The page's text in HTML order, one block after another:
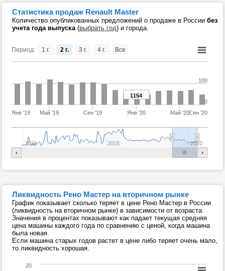
Статистика продаж Renault Master
Количество опубликованных предложений о продаже в России без
учета года выпуска(выбрать год) и города.
Период:
1154
Янв '19 Май '19 Сен '19 Янв '20 Май '20Сен '20
2010 2015 2020
0
100
1 г. 2 г. 3 г. 4 г. Все
Ликвидность Рено Мастер на вторичном рынке
График показывает сколько теряет в цене Рено Мастер в России
(ликвидность на вторичном рынке) в зависимости от возраста.
Значения в процентах показывают как падает текущая средняя
цена машины каждого года по сравнению с ценой, когда машина
была новая.
Если машина старых годов растет в цене либо теряет очень мало,
то ликвидность хорошая.
20